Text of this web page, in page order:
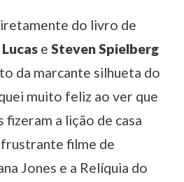
do livro de
e Steven Spielberg
da marcante silhueta do
muito feliz ao ver que
a lição de casa
filme de
Jones e a Relíquia do